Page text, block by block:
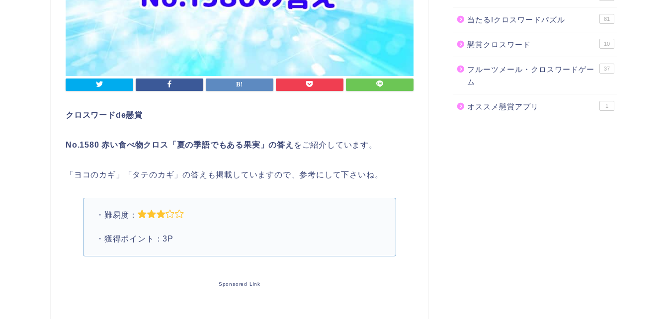
クロスワードde懸賞
No.1580 赤い食べ物クロス「夏の季語でもある果実」の答え をご紹介しています。
「ヨコのカギ」「タテのカギ」の答えも掲載していますので、参考にして下さいね。
・難易度：
・獲得ポイント：3P
Sponsored Link
当たる!クロスワードパズル 81
懸賞クロスワード 10
フルーツメール・クロスワードゲー
ム
37
オススメ懸賞アプリ 1